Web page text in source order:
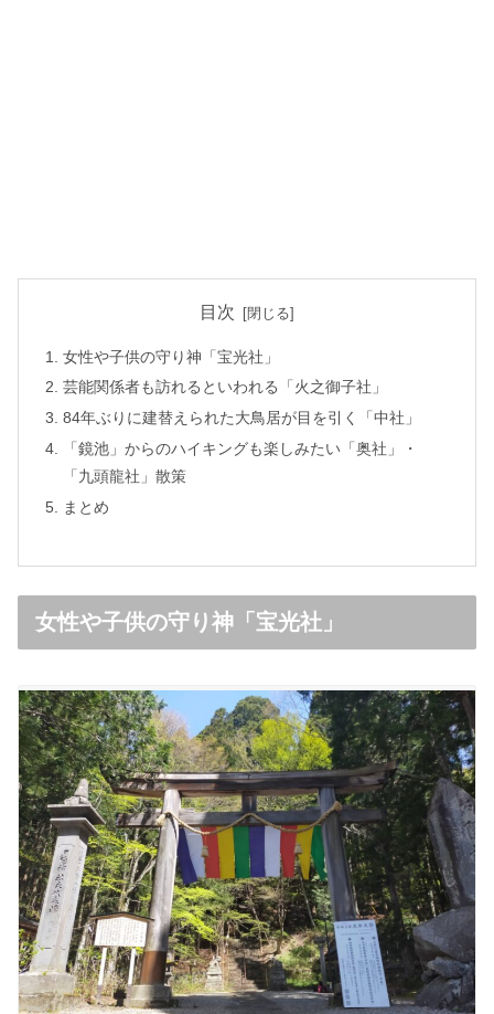
目次
女性や子供の守り神「宝光社」
芸能関係者も訪れるといわれる「火之御子社」
84年ぶりに建替えられた大鳥居が目を引く「中社」
「鏡池」からのハイキングも楽しみたい「奥社」・
「九頭龍社」散策
まとめ
女性や子供の守り神「宝光社」